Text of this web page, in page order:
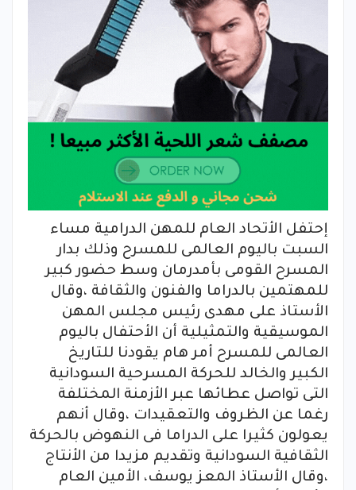
إحتفل الأتحاد العام للمهن الدرامية مساء
السبت باليوم العالمى للمسرح وذلك بدار
المسرح القومى بأمدرمان وسط حضور كبير
للمهتمين بالدراما والفنون والثقافة ،وقال
الأستاذ على مهدى رئيس مجلس المهن
الموسيقية والتمثيلية أن الأحتفال باليوم
العالمى للمسرح أمر هام يقودنا للتاريخ
الكبير والخالد للحركة المسرحية السودانية
التى تواصل عطائها عبر الأزمنة المختلفة
رغما عن الظروف والتعقيدات ،وقال أنهم
يعولون كثيرا على الدراما فى النهوض بالحركة
الثقافية السودانية وتقديم مزيدا من الأنتاج
،وقال الأستاذ المعز يوسف، الأمين العام